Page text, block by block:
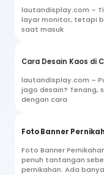
lautandisplay.com –
layar monitor, tetapi
saat masuk
Cara Desain Kaos di
lautandisplay.com –
jago desain? Tenang,
dengan cara
Foto Banner
Foto Banner
penuh tantangan
pernikahan. Ada